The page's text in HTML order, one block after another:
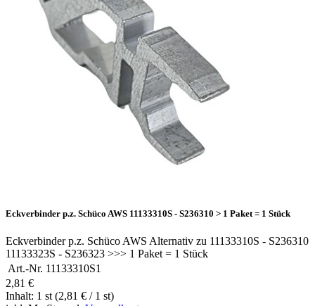
Eckverbinder p.z. Schüco AWS 11133310S - S236310 > 1 Paket = 1 Stück
Eckverbinder p.z. Schüco AWS Alternativ zu 11133310S - S236310
11133323S - S236323 >>> 1 Paket = 1 Stück
Art.-Nr. 11133310S1
2,81 €
Inhalt: 1 st (2,81 € / 1 st)